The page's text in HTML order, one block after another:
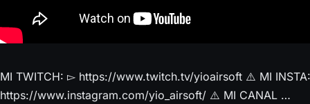
MI TWITCH: ▻ https://www.twitch.tv/yioairsoft ⚠️ MI
https://www.instagram.com/yio_airsoft/ ⚠️ MI CANAL …